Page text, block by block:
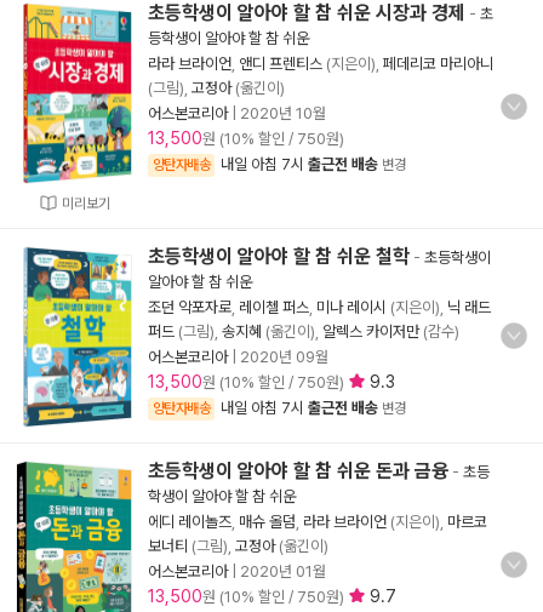
미리보기
초등학생이 알아야 할 참 쉬운 시장과 경제 - 초
등학생이 알아야 할 참 쉬운
라라 브라이언 앤디 프렌티스 (지은이), 페데리코 마리아니
(그림), 고정아(옮긴이)
어스본코리아| 2020년 10월
13,500원 (10% 할인 / 750원)
양탄자배송 내일 아침 7시 출근전 배송 변경
초등학생이 알아야 할 참 쉬운 철학 - 초등학생이
알아야 할 참 쉬운
조던 악포자로 레이첼 퍼스 미나 레이시 (지은이), 닉 래드
퍼드 (그림), 송지혜 (옮긴이), 알렉스 카이저만(감수)
어스본코리아| 2020년 09월
13,500원 (10% 할인 / 750원) 9.3
양탄자배송 내일 아침 7시 출근전 배송 변경
초등학생이 알아야 할 참 쉬운 돈과 금융 - 초등
학생이 알아야 할 참 쉬운
에디 레이놀즈 매슈 올덤 라라 브라이언 (지은이), 마르코
보너티 (그림), 고정아(옮긴이)
어스본코리아| 2020년 01월
13,500원 (10% 할인 / 750원) 9.7